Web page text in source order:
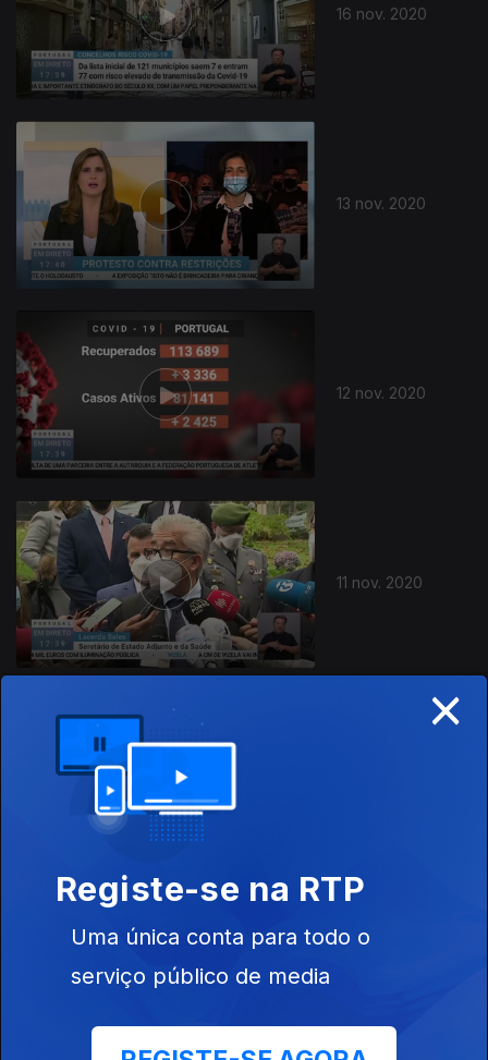
16 nov. 2020
13 nov. 2020
12 nov. 2020
11 nov. 2020
505164
×
Registe-se na RTP
Uma única conta para todo o
serviço público de media